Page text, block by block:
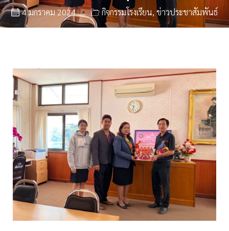
4 มกราคม 2024 กิจกรรมโรงเรียน, ข่าวประชาสัมพันธ์